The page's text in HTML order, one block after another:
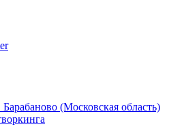
(Московская область)